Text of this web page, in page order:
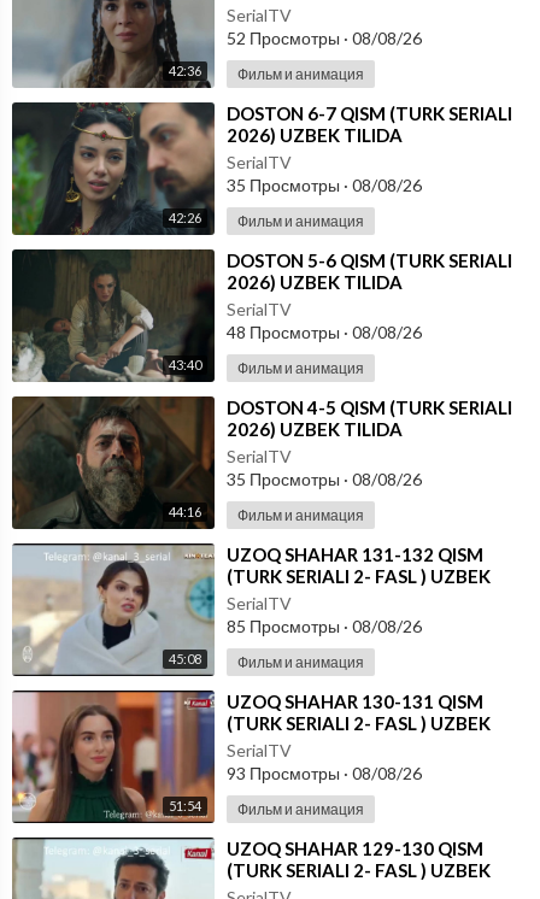
42:36
SerialTV
52 Просмотры · 08/08/26
Фильм и анимация
42:26
⁣DOSTON 6-7 QISM (TURK SERIALI
2026) UZBEK TILIDA
SerialTV
35 Просмотры · 08/08/26
Фильм и анимация
43:40
⁣DOSTON 5-6 QISM (TURK SERIALI
2026) UZBEK TILIDA
SerialTV
48 Просмотры · 08/08/26
Фильм и анимация
44:16
⁣DOSTON 4-5 QISM (TURK SERIALI
2026) UZBEK TILIDA
SerialTV
35 Просмотры · 08/08/26
Фильм и анимация
45:08
⁣UZOQ SHAHAR 131-132 QISM
(TURK SERIALI 2- FASL ) UZBEK
TILIDA
SerialTV
85 Просмотры · 08/08/26
Фильм и анимация
51:54
⁣UZOQ SHAHAR 130-131 QISM
(TURK SERIALI 2- FASL ) UZBEK
TILIDA
SerialTV
93 Просмотры · 08/08/26
Фильм и анимация
⁣UZOQ SHAHAR 129-130 QISM
(TURK SERIALI 2- FASL ) UZBEK
TILIDA